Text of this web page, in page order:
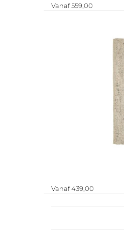
Vanaf 559,00
Vanaf 439,00